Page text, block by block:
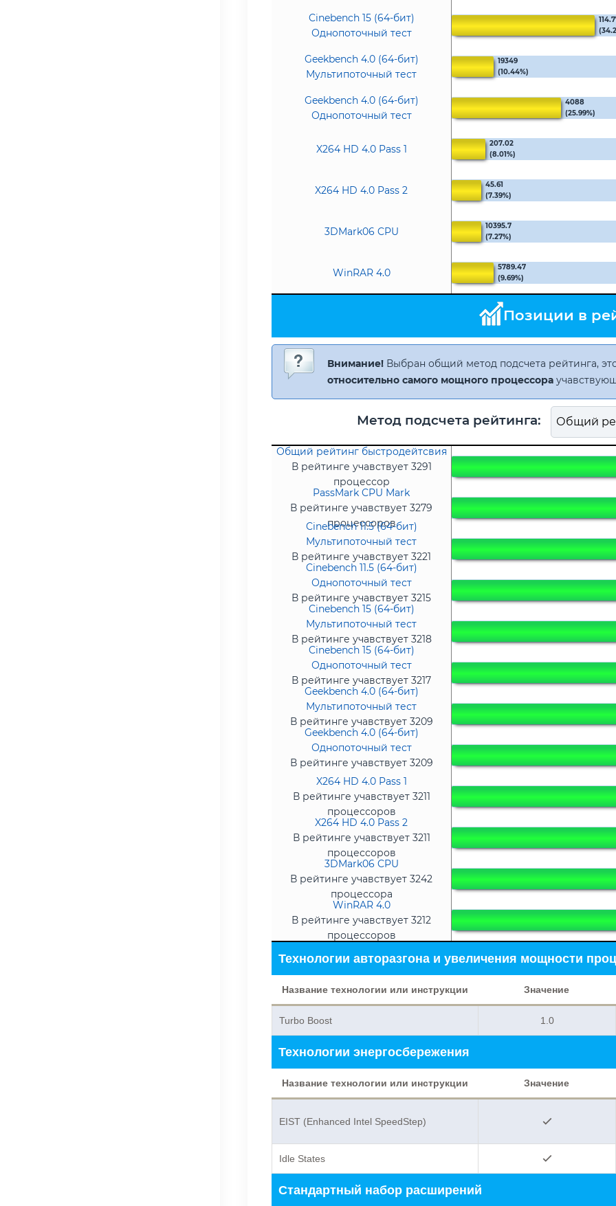
Cinebench 15 (64-бит)
Однопоточный тест
Geekbench 4.0 (64-бит)
Мультипоточный тест
19349
(10.44%)
Geekbench 4.0 (64-бит)
Однопоточный тест
4088
(25.99%)
X264 HD 4.0 Pass 1
207.02
(8.01%)
X264 HD 4.0 Pass 2
45.61
(7.39%)
3DMark06 CPU
10395.7
(7.27%)
WinRAR 4.0
5789.47
(9.69%)
Позиции в
Внимание! Выбран общий метод подсчета рейтинга,
относительно самого мощного процессора
Метод подсчета рейтинга:
Общий рейтинг быстродейтсвия
В рейтинге учавствует 3291
процессор
PassMark CPU Mark
В рейтинге учавствует 3279
процессоров
Cinebench 11.5 (64-бит)
Мультипоточный тест
В рейтинге учавствует 3221
процессор
Cinebench 11.5 (64-бит)
Однопоточный тест
В рейтинге учавствует 3215
процессоров
Cinebench 15 (64-бит)
Мультипоточный тест
В рейтинге учавствует 3218
процессоров
Cinebench 15 (64-бит)
Однопоточный тест
В рейтинге учавствует 3217
процессоров
Geekbench 4.0 (64-бит)
Мультипоточный тест
В рейтинге учавствует 3209
процессоров
Geekbench 4.0 (64-бит)
Однопоточный тест
В рейтинге учавствует 3209
процессоров
X264 HD 4.0 Pass 1
В рейтинге учавствует 3211
процессоров
X264 HD 4.0 Pass 2
В рейтинге учавствует 3211
процессоров
3DMark06 CPU
В рейтинге учавствует 3242
процессора
WinRAR 4.0
В рейтинге учавствует 3212
процессоров
Технологии авторазгона и увеличения мощности
Название технологии или инструкции Значение
Turbo Boost 1.0
Технологии энергосбережения
Название технологии или инструкции Значение
EIST (Enhanced Intel SpeedStep)
Idle States
Стандартный набор расширений